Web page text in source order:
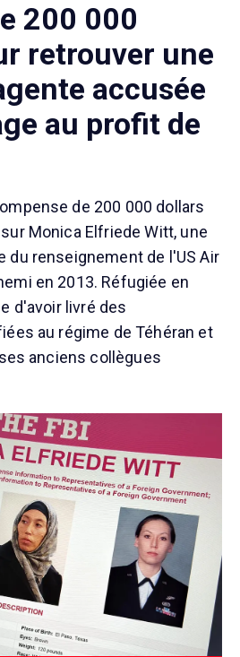
200 000
retrouver une
accusée
au profit de
de 200 000 dollars
Monica Elfriede Witt, une
du renseignement de l'US Air
en 2013. Réfugiée en
d'avoir livré des
au régime de Téhéran et
anciens collègues